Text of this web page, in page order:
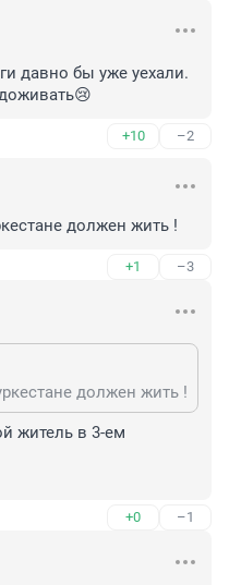
давно бы уже уехали.
+10 –2
должен жить !
+1 –3
должен жить !
житель в 3-ем
+0 –1